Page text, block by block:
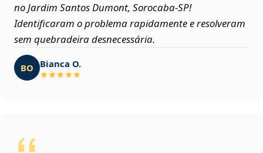
no Jardim Santos Dumont, Sorocaba‑SP!
Identificaram o problema rapidamente e resolveram
sem quebradeira desnecessária.
BO Bianca O.